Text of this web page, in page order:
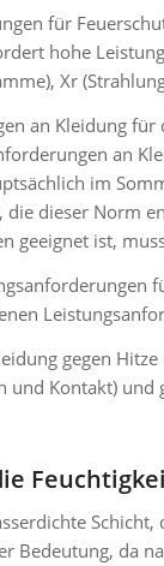
für
hohe
Xr
an Kleidung
an
im
dieser Norm
geeignet ist,
gegen
und Kontakt)
Bedeutung, da